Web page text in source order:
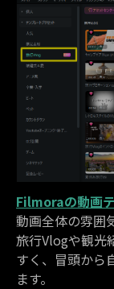
Filmoraの動画
動画全体の雰囲
旅行Vlogや観光
すく、冒頭から
ます。